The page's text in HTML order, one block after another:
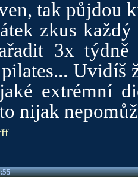
tak půjdou
zkus
3x
Uvidíš
extrémní
nijak